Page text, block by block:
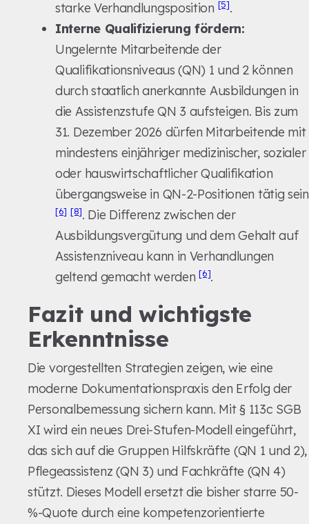
starke Verhandlungsposition [5].
Interne Qualifizierung fördern:
Ungelernte Mitarbeitende der
Qualifikationsniveaus (QN) 1 und 2 können
durch staatlich anerkannte Ausbildungen in
die Assistenzstufe QN 3 aufsteigen. Bis zum
31. Dezember 2026 dürfen Mitarbeitende mit
mindestens einjähriger medizinischer, sozialer
oder hauswirtschaftlicher Qualifikation
übergangsweise in QN-2-Positionen tätig sein
[6] [8]. Die Differenz zwischen der
Ausbildungsvergütung und dem Gehalt auf
Assistenzniveau kann in Verhandlungen
geltend gemacht werden[6].
Fazit und wichtigste
Erkenntnisse
Die vorgestellten Strategien zeigen, wie eine
moderne Dokumentationspraxis den Erfolg der
Personalbemessung sichern kann. Mit § 113c SGB
XI wird ein neues Drei-Stufen-Modell eingeführt,
das sich auf die Gruppen Hilfskräfte (QN 1 und 2),
Pflegeassistenz (QN 3) und Fachkräfte (QN 4)
stützt. Dieses Modell ersetzt die bisher starre 50-
%-Quote durch eine kompetenzorientierte